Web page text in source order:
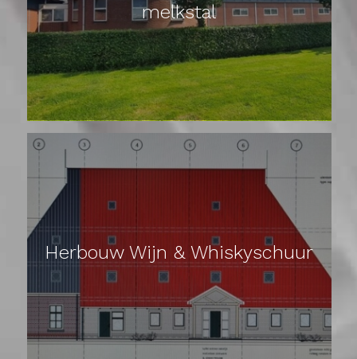
melkstal
Herbouw Wijn & Whiskyschuur